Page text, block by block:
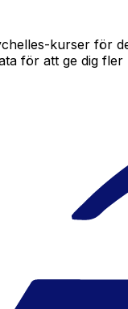
kurser för
för att ge dig fler